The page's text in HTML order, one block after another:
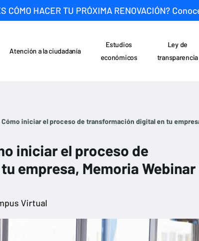
CÓMO HACER TU PRÓXIMA RENOVACIÓN?
Atención a la ciudadanía
Estudios
económicos
Ley de
transparencia
iniciar el proceso de transformación digital en tu
iniciar el proceso de
empresa, Memoria Webinar
Virtual